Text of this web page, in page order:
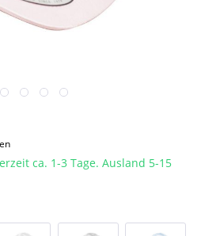
ca. 1-3 Tage. Ausland 5-15